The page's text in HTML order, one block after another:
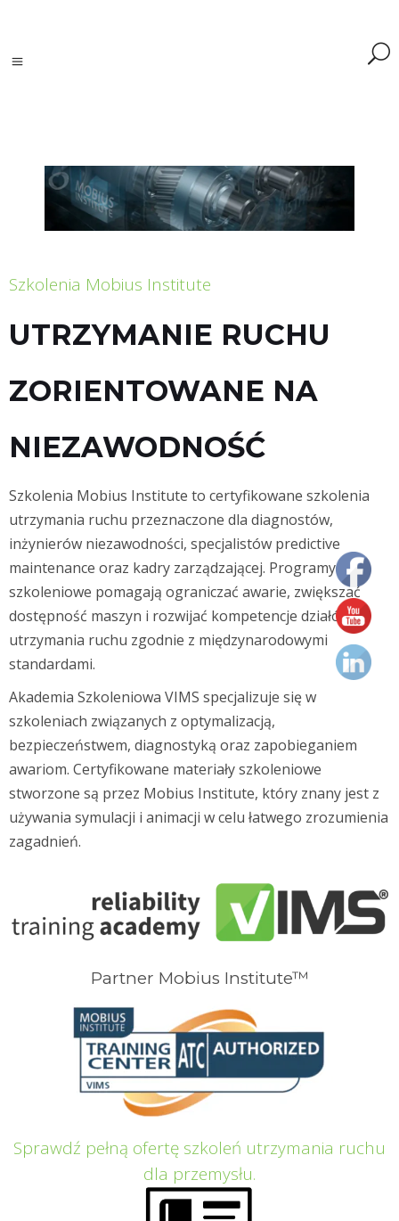
Szkolenia Mobius Institute
UTRZYMANIE RUCHU
ZORIENTOWANE NA
NIEZAWODNOŚĆ
Szkolenia Mobius Institute to certyfikowane szkolenia
utrzymania ruchu przeznaczone dla diagnostów,
inżynierów niezawodności, specjalistów predictive
maintenance oraz kadry zarządzającej. Programy
szkoleniowe pomagają ograniczać awarie, zwiększać
dostępność maszyn i rozwijać kompetencje działów
utrzymania ruchu zgodnie z międzynarodowymi
standardami.
Akademia Szkoleniowa VIMS specjalizuje się w
szkoleniach związanych z optymalizacją,
bezpieczeństwem, diagnostyką oraz zapobieganiem
awariom. Certyfikowane materiały szkoleniowe
stworzone są przez Mobius Institute, który znany jest z
używania symulacji i animacji w celu łatwego zrozumienia
zagadnień.
Partner Mobius Institute™
Sprawdź pełną ofertę szkoleń utrzymania ruchu
dla przemysłu.